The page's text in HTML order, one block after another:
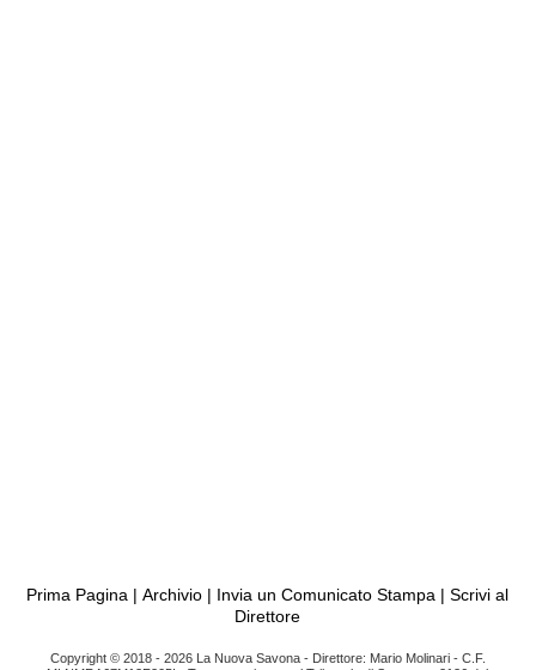
Prima Pagina |Archivio | Invia un Comunicato Stampa |Scrivi al
Direttore
Copyright © 2018 - 2026 La Nuova Savona - Direttore: Mario Molinari - C.F.